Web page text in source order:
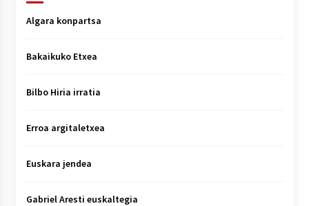
Algara konpartsa
Bakaikuko Etxea
Bilbo Hiria irratia
Erroa argitaletxea
Euskara jendea
Gabriel Aresti euskaltegia